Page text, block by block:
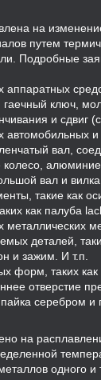
на
путем
Подробные
аппаратных
гаечный ключ,
и сдвиг
автомобильных
вал,
вал и
такие как
как палуба
металлических
деталей,
и зажим. И т.п.
форм, таких
отверстие
серебром и
на
одного и